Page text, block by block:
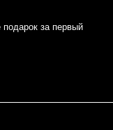
подарок за первый